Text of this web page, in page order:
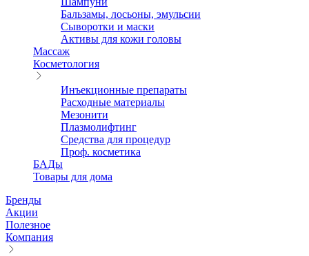
Бальзамы, лосьоны, эмульсии
Сыворотки и маски
Активы для кожи головы
Массаж
Косметология
Инъекционные препараты
Расходные материалы
Мезонити
Плазмолифтинг
Средства для процедур
Проф. косметика
БАДы
Товары для дома
Бренды
Акции
Полезное
Компания